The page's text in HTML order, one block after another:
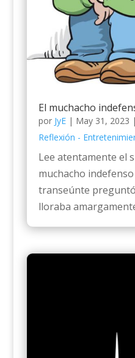
El muchacho
por JyE| May 31, 2023 |
Reflexión -
Lee atentamente el
muchacho
transeúnte
lloraba